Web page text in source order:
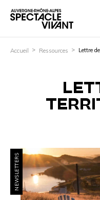
Accueil Ressources Lettre
NEWSLETTERS